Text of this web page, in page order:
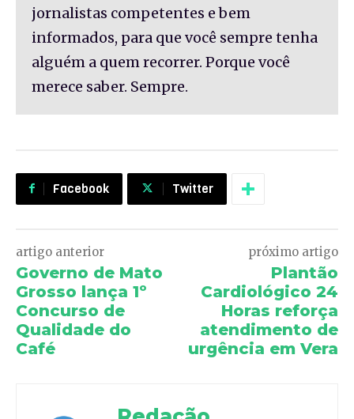
jornalistas competentes e bem
informados, para que você sempre tenha
alguém a quem recorrer. Porque você
merece saber. Sempre.
Facebook Twitter
artigo anterior
Governo de Mato
Grosso lança 1º
Concurso de
Qualidade do
Café
próximo artigo
Plantão
Cardiológico 24
Horas reforça
atendimento de
urgência em Vera